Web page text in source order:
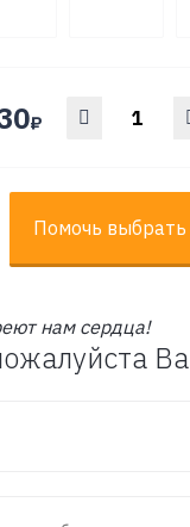
₽
Помочь выбрать
нам сердца!